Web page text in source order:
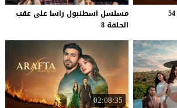
54
مسلسل اسطنبول راسا على عقب
الحلقة 8
02:08:35